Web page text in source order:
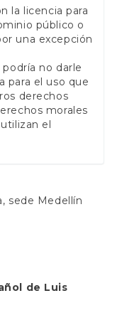
la licencia para
público o
una excepción
no darle
para el uso que
derechos
morales
el
sede Medellín
de Luis